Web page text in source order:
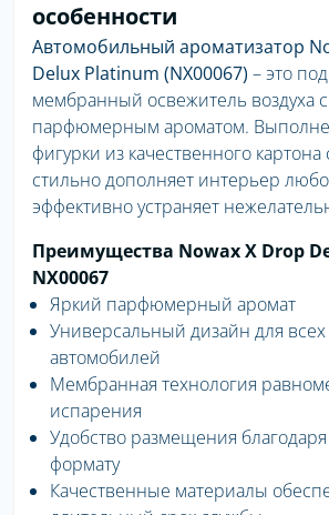
особенности
Автомобильный ароматизатор
Delux Platinum (NX00067) – это
мембранный освежитель
парфюмерным ароматом.
фигурки из качественного
стильно дополняет интерьер
эффективно устраняет
Преимущества Nowax X Drop
NX00067
Яркий парфюмерный аромат
Универсальный дизайн для
автомобилей
Мембранная технология
испарения
Удобство размещения
формату
Качественные материалы